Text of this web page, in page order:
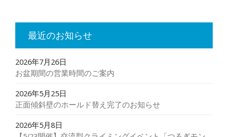
最近のお知らせ
2026年7月26日
お盆期間の営業時間のご案内
2026年5月25日
正面傾斜壁のホールド替え完了のお知らせ
2026年5月8日